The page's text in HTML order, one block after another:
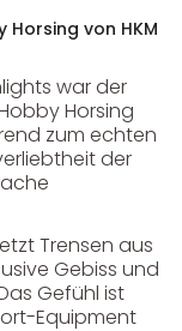
von HKM
war der
Horsing
zum echten
der
Trensen aus
Gebiss und
Gefühl ist
Equipment